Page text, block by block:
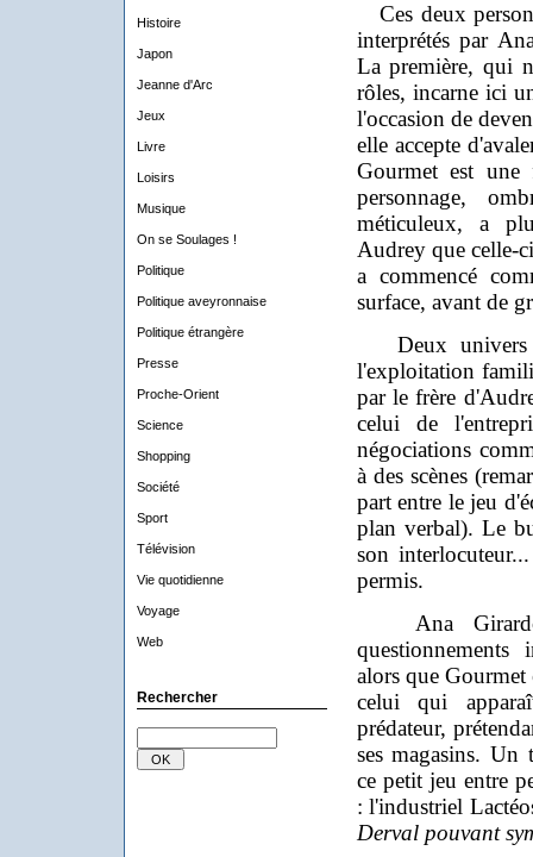
Histoire
Japon
Jeanne d'Arc
Jeux
Livre
Loisirs
Musique
On se Soulages !
Politique
Politique aveyronnaise
Politique étrangère
Presse
Proche-Orient
Science
Shopping
Société
Sport
Télévision
Vie quotidienne
Voyage
Web
Rechercher
Ces deux
interprétés par
La première, qui
rôles, incarne ici
l'occasion de
elle accepte
Gourmet est
personnage,
méticuleux, a
Audrey que celle-
a commencé
surface, avant de
Deux univers
l'exploitation
par le frère
celui de
négociations
à des scènes
part entre le jeu
plan verbal). Le
son
permis.
Ana
questionnements
alors que Gourmet
celui qui
prédateur,
ses magasins. Un
ce petit jeu entre
: l'industriel
Derval pouvant